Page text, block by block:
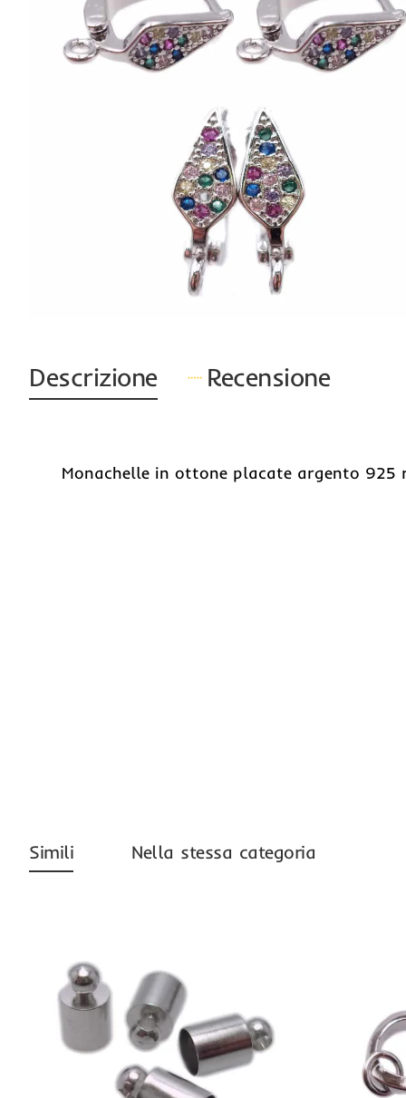
Descrizione Recensione
Monachelle in ottone placate argento
Simili Nella stessa categoria